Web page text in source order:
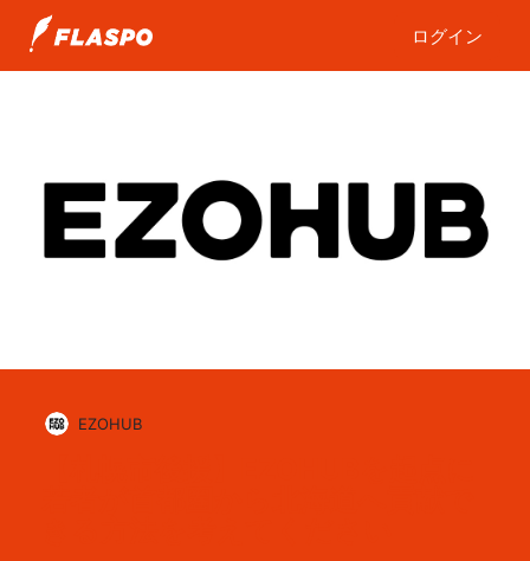
ログイン
EZOHUB